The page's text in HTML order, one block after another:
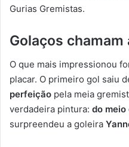
Gurias Gremistas.
Golaços chamam
O que mais impressionou
placar. O primeiro gol saiu
perfeição pela meia
verdadeira pintura: do meio
surpreendeu a goleira